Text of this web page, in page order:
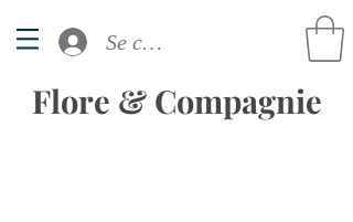
Flore & Compagnie
Se connecter